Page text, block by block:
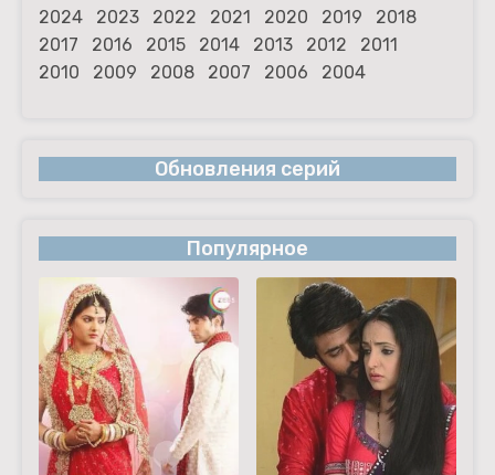
2024 2023 2022 2021 2020 2019
2018
2017
2016 2015 2014 2013 2012
2011
2010
2009 2008 2007 2006 2004
Обновления серий
Популярное